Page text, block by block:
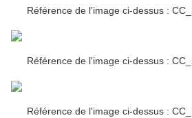
Référence de l'image ci-dessus :
Référence de l'image ci-dessus :
Référence de l'image ci-dessus :